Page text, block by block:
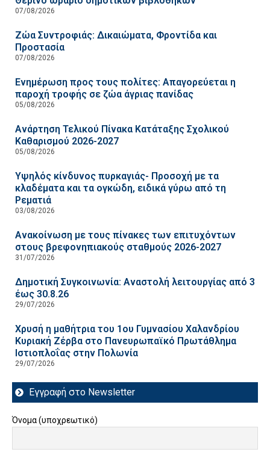
07/08/2026
Ζώα Συντροφιάς: Δικαιώματα, Φροντίδα και
Προστασία
07/08/2026
Ενημέρωση προς τους πολίτες: Απαγορεύεται η
παροχή τροφής σε ζώα άγριας πανίδας
05/08/2026
Ανάρτηση Τελικού Πίνακα Κατάταξης Σχολικού
Καθαρισμού 2026-2027
05/08/2026
Υψηλός κίνδυνος πυρκαγιάς- Προσοχή με τα
κλαδέματα και τα ογκώδη, ειδικά γύρω από τη
Ρεματιά
03/08/2026
Ανακοίνωση με τους πίνακες των επιτυχόντων
στους βρεφονηπιακούς σταθμούς 2026-2027
31/07/2026
Δημοτική Συγκοινωνία: Αναστολή λειτουργίας από 3
έως 30.8.26
29/07/2026
Χρυσή η μαθήτρια του 1ου Γυμνασίου Χαλανδρίου
Κυριακή Ζέρβα στο Πανευρωπαϊκό Πρωτάθλημα
Ιστιοπλοΐας στην Πολωνία
29/07/2026
Εγγραφή στο Newsletter
Όνομα (υποχρεωτικό)